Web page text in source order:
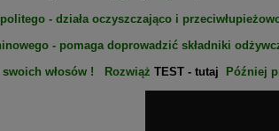
- działa oczyszczająco i
- pomaga doprowadzić składniki
swoich włosów ! Rozwiąż TEST - tutaj Później